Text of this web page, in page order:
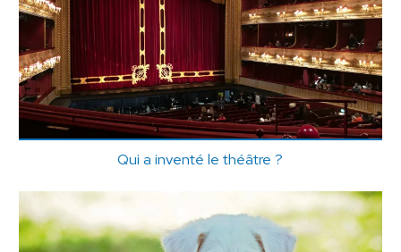
Qui a inventé le théâtre ?